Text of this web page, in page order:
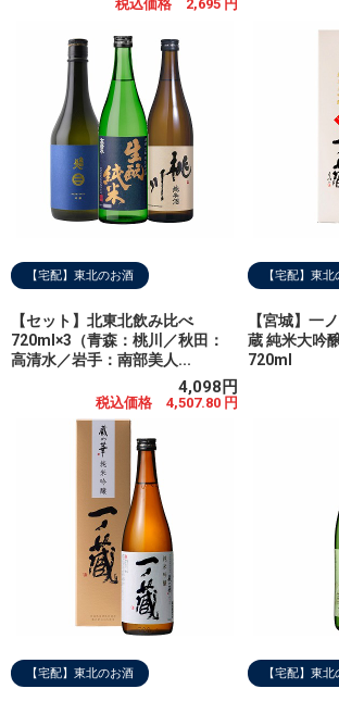
税込価格 2,695 円
【宅配】東北のお酒
【セット】北東北飲み比べ
720ml×3（青森：桃川／秋田：
高清水／岩手：南部美人...
4,098円
税込価格 4,507.80 円
【宅配】東
【宮城】一
蔵 純米大吟醸 ササニシキ
720ml
【宅配】東北のお酒 【宅配】東